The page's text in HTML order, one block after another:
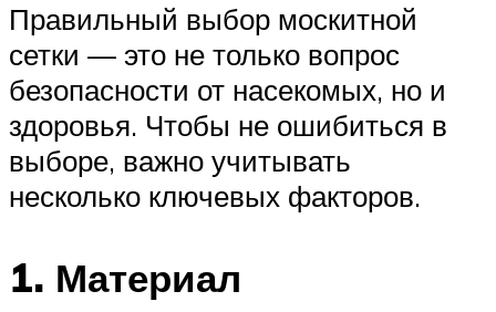
Правильный выбор москитной
сетки — это не только вопрос
безопасности от насекомых, но и
здоровья. Чтобы не ошибиться в
выборе, важно учитывать
несколько ключевых факторов.
1. Материал